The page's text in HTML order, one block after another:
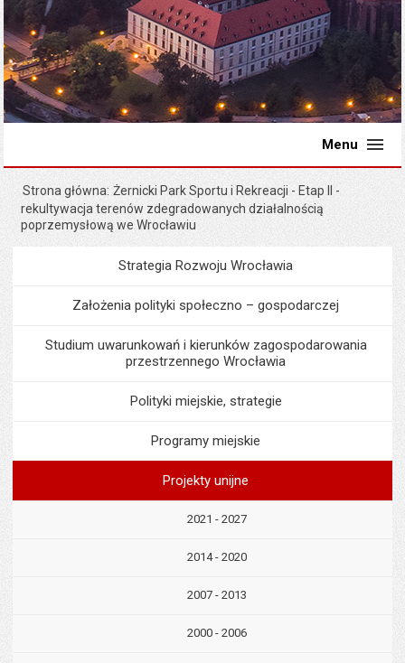
Menu
Strona główna Żernicki Park Sportu i Rekreacji - Etap II -
rekultywacja terenów zdegradowanych działalnością
poprzemysłową we Wrocławiu
MenuProgramy i projekty
Strategia Rozwoju Wrocławia
Założenia polityki społeczno – gospodarczej
Studium uwarunkowań i kierunków zagospodarowania
przestrzennego Wrocławia
Polityki miejskie, strategie
Programy miejskie
Projekty unijne
2021 - 2027
2014 - 2020
2007 - 2013
2000 - 2006